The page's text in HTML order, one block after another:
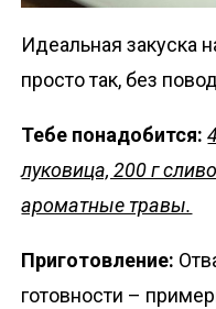
Идеальная закуска
просто так, без
Тебе понадобится:
луковица, 200 г
ароматные травы.
Приготовление:
готовности –